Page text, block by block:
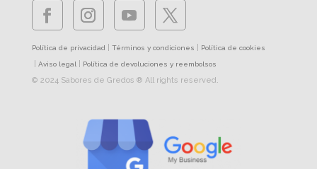
Política de privacidad Términos y condiciones Política de cookies
Aviso legal Política de devoluciones y reembolsos
© 2024 Sabores de Gredos ® All rights reserved.